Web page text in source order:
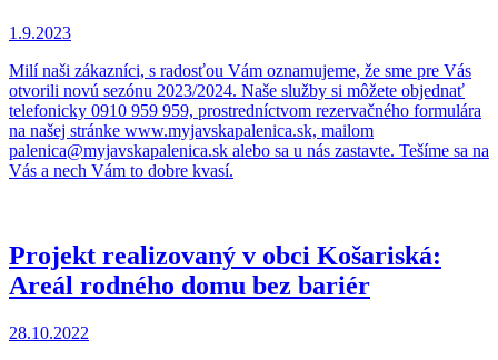
1.9.2023
Milí naši zákazníci, s radosťou Vám oznamujeme, že sme pre Vás
otvorili novú sezónu 2023/2024. Naše služby si môžete objednať
telefonicky 0910 959 959, prostredníctvom rezervačného formulára
na našej stránke www.myjavskapalenica.sk, mailom
palenica@myjavskapalenica.sk alebo sa u nás zastavte. Tešíme sa na
Vás a nech Vám to dobre kvasí.
Projekt realizovaný v obci Košariská:
Areál rodného domu bez bariér
28.10.2022